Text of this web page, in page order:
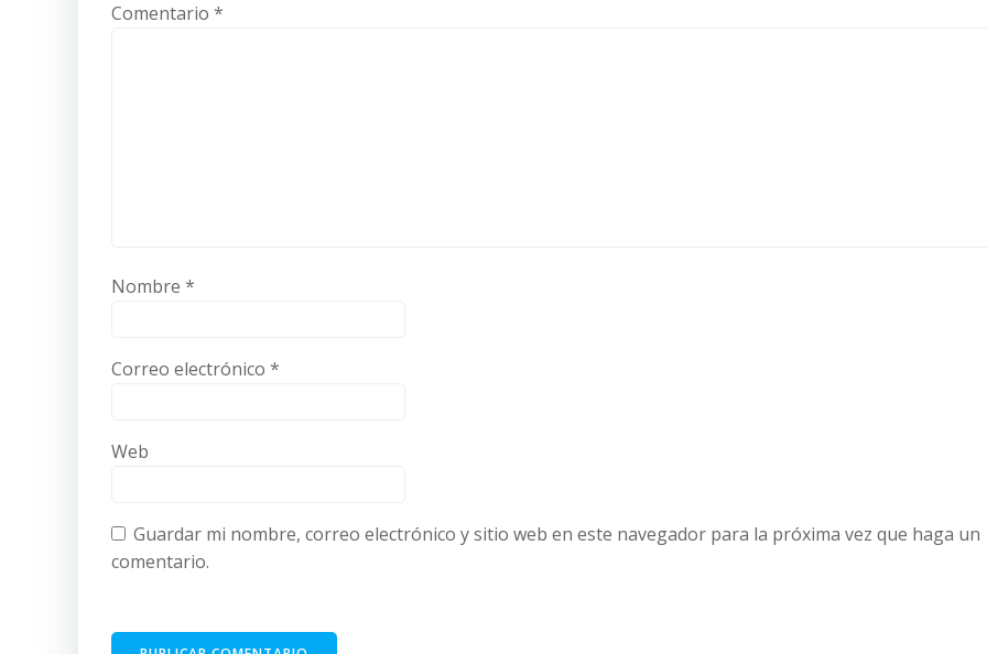
Comentario *
Nombre *
Correo electrónico *
Web
Guardar mi nombre, correo electrónico y sitio web en este navegador para la próxima vez que haga un
comentario.